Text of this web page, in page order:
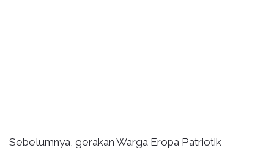
Sebelumnya, gerakan Warga Eropa Patriotik